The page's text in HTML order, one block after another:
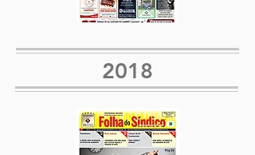
Jan/Fev 2019
2018